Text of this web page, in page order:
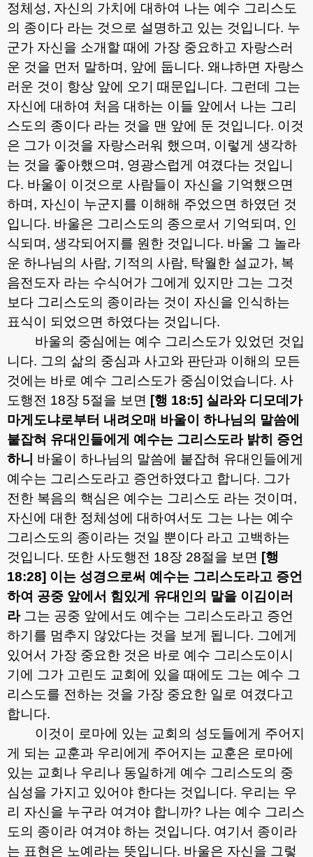
정체성, 자신의 가치에 대하여 나는 예수 그리스도
의 종이다 라는 것으로 설명하고 있는 것입니다. 누
군가 자신을 소개할 때에 가장 중요하고 자랑스러
운 것을 먼저 말하며 , 앞에 둡니다. 왜냐하면 자랑스
러운 것이 항상 앞에 오기 때문입니다. 그런데 그는
자신에 대하여 처음 대하는 이들 앞에서 나는 그리
스도의 종이다 라는 것을 맨 앞에 둔 것입니다. 이것
은 그가 이것을 자랑스러워 했으며 , 이렇게 생각하
는 것을 좋아했으며 , 영광스럽게 여겼다는 것입니
다. 바울이 이것으로 사람들이 자신을 기억했으면
하며 , 자신이 누군지를 이해해 주었으면 하였던 것
입니다. 바울은 그리스도의 종으로서 기억되며 , 인
식되며 , 생각되어지를 원한 것입니다. 바울 그 놀라
운 하나님의 사람, 기적의 사람, 탁월한 설교가, 복
음전도자 라는 수식어가 그에게 있지만 그는 그것
보다 그리스도의 종이라는 것이 자신을 인식하는
표식이 되었으면 하였다는 것입니다.
바울의 중심에는 예수 그리스도가 있었던 것입
니다. 그의 삶의 중심과 사고와 판단과 이해의 모든
것에는 바로 예수 그리스도가 중심이었습니다. 사
도행전 18장 5절을 보면 [행 18:5] 실라와 디모데가
마게도냐로부터 내려오매 바울이 하나님의 말씀에
붙잡혀 유대인들에게 예수는 그리스도라 밝히 증언
하니 바울이 하나님의 말씀에 붙잡혀 유대인들에게
예수는 그리스도라고 증언하였다고 합니다. 그가
전한 복음의 핵심은 예수는 그리스도 라는 것이며 ,
자신에 대한 정체성에 대하여서도 그는 나는 예수
그리스도의 종이라는 것일 뿐이다 라고 고백하는
것입니다. 또한 사도행전 18장 28절을 보면 [행
18:28] 이는 성경으로써 예수는 그리스도라고 증언
하여 공중 앞에서 힘있게 유대인의 말을 이김이러
라그는 공중 앞에서도 예수는 그리스도라고 증언
하기를 멈추지 않았다는 것을 보게 됩니다. 그에게
있어서 가장 중요한 것은 바로 예수 그리스도이시
기에 그가 고린도 교회에 있을 때에도 그는 예수 그
리스도를 전하는 것을 가장 중요한 일로 여겼다고
합니다.
이것이 로마에 있는 교회의 성도들에게 주어지
게 되는 교훈과 우리에게 주어지는 교훈은 로마에
있는 교회나 우리나 동일하게 예수 그리스도의 중
심성을 가지고 있어야 한다는 것입니다. 우리는 우
리 자신을 누구라 여겨야 합니까? 나는 예수 그리스
도의 종이라 여겨야 하는 것입니다. 여기서 종이라
는 표현은 노예라는 뜻입니다. 바울은 자신을 그렇